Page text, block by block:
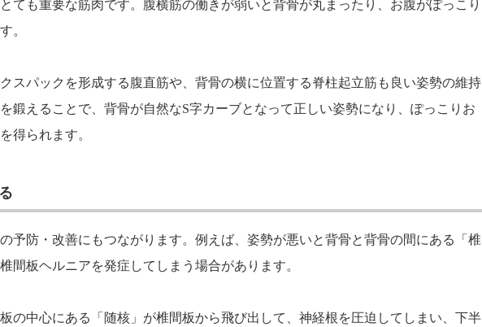
ても重要な筋肉です。腹横筋の働きが弱いと背骨が丸まったり、お腹がぽっこり
。
スパックを形成する腹直筋や、背骨の横に位置する脊柱起立筋も良い姿勢の維持
鍛えることで、背骨が自然なS字カーブとなって正しい姿勢になり、ぽっこりお
得られます。
予防・改善にもつながります。例えば、姿勢が悪いと背骨と背骨の間にある「椎
間板ヘルニアを発症してしまう場合があります。
の中心にある「随核」が椎間板から飛び出して、神経根を圧迫してしまい、下半